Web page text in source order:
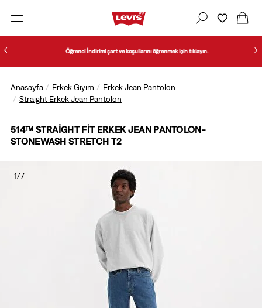
Öğrenci İndirimi şart ve koşullarını öğrenmek için tıklayın.
Anasayfa Erkek Giyim
Erkek Jean Pantolon
Straight Erkek Jean Pantolon
514™ STRAIGHT FIT ERKEK JEAN PANTOLON-
STONEWASH STRETCH T2
1/7